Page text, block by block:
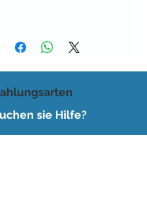
sie Hilfe?